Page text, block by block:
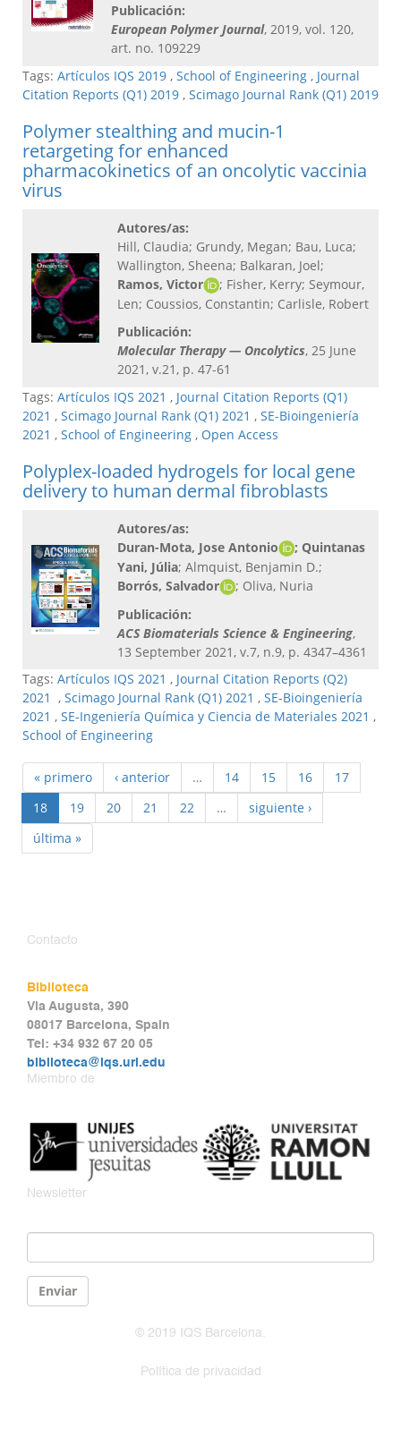
Publicación:
European Polymer Journal, 2019, vol. 120,
art. no. 109229
Tags: Artículos IQS 2019 , School of Engineering , Journal
Citation Reports (Q1) 2019 , Scimago Journal Rank (Q1) 2019
Polymer stealthing and mucin-1
retargeting for enhanced
pharmacokinetics of an oncolytic vaccinia
virus
Autores/as:
Hill, Claudia; Grundy, Megan; Bau, Luca;
Wallington, Sheena; Balkaran, Joel;
Ramos, Victor
; Fisher, Kerry; Seymour,
Len; Coussios, Constantin; Carlisle, Robert
Publicación:
Molecular Therapy — Oncolytics, 25 June
2021, v.21, p. 47-61
Tags: Artículos IQS 2021 , Journal Citation Reports (Q1)
2021 , Scimago Journal Rank (Q1) 2021 , SE-Bioingeniería
2021 , School of Engineering , Open Access
Polyplex-loaded hydrogels for local gene
delivery to human dermal fibroblasts
Autores/as:
Duran-Mota, Jose Antonio
; Quintanas
Yani, Júlia; Almquist, Benjamin D.;
Borrós, Salvador
; Oliva, Nuria
Publicación:
ACS Biomaterials Science & Engineering,
13 September 2021, v.7, n.9, p. 4347–4361
Tags: Artículos IQS 2021 , Journal Citation Reports (Q2)
2021 , Scimago Journal Rank (Q1) 2021 , SE-Bioingeniería
2021 , SE-Ingeniería Química y Ciencia de Materiales 2021 ,
School of Engineering
« primero ‹ anterior … 14 15 16
17
18
19 20 21 22 …
siguiente ›
última »
Contacto
Biblioteca
Via Augusta, 390
08017 Barcelona, Spain
Tel: +34 932 67 20 05
biblioteca@iqs.url.edu
Miembro de
Newsletter
Enviar
© 2019 IQS Barcelona.
Política de privacidad